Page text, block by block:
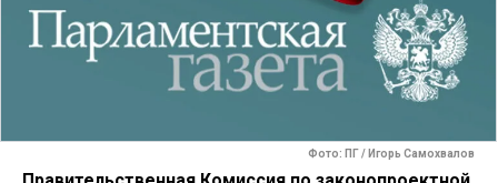
Фото: ПГ / Игорь Самохвалов